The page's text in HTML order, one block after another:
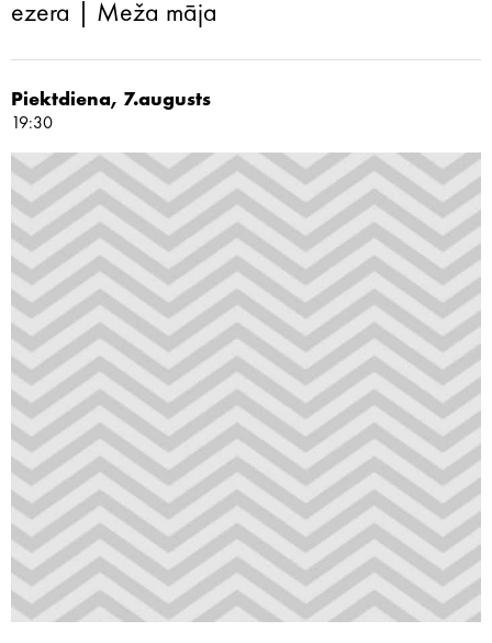
ezera | Meža māja
Piektdiena, 7.augusts
19:30